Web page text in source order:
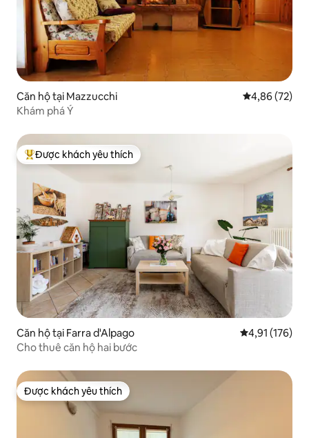
Căn hộ tại Mazzucchi Xếp hạng
4,86 (72)
Khám phá Ý
Được khách yêu thích nhất
Được khách yêu thích
Căn hộ tại Farra d'Alpago Xếp hạng
4,91 (176)
Cho thuê căn hộ hai bước
Được khách yêu thích
Được khách yêu thích